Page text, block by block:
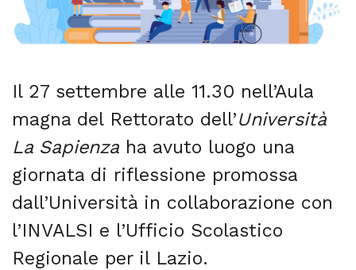
Il 27 settembre alle 11.30 nell’Aula
magna del Rettorato dell’Università
La Sapienza ha avuto luogo una
giornata di riflessione promossa
dall’Università in collaborazione con
l’INVALSI e l’Ufficio Scolastico
Regionale per il Lazio.